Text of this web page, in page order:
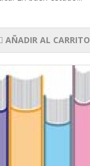
AÑADIR AL CARRITO